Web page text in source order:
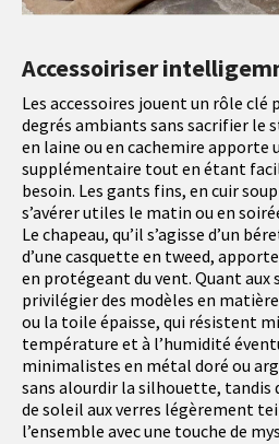
Accessoiriser
Les accessoires jouent un rôle clé
degrés ambiants sans sacrifier le
en laine ou en cachemire apporte
supplémentaire tout en étant
besoin. Les gants fins, en cuir
s’avérer utiles le matin ou en
Le chapeau, qu’il s’agisse d’un
d’une casquette en tweed,
en protégeant du vent. Quant aux
privilégier des modèles en
ou la toile épaisse, qui résistent
température et à l’humidité
minimalistes en métal doré ou
sans alourdir la silhouette, tandis
de soleil aux verres légèrement
l’ensemble avec une touche de